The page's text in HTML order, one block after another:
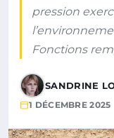
pression
Fonctions
SANDRINE
1 DÉCEMBRE 2025